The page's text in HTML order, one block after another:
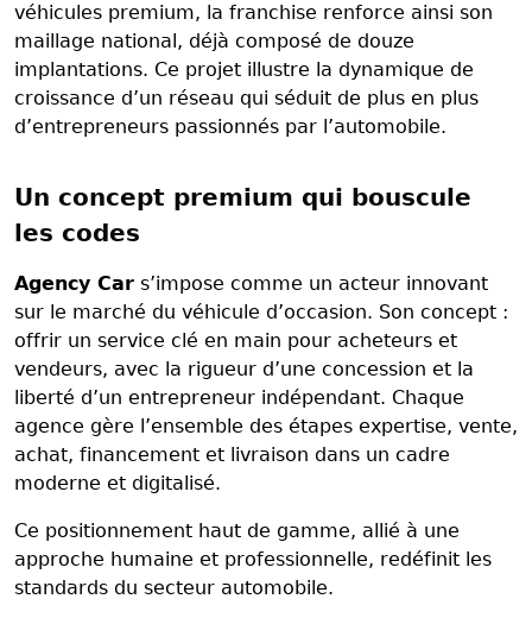
véhicules premium, la franchise renforce ainsi son
maillage national, déjà composé de douze
implantations. Ce projet illustre la dynamique de
croissance d’un réseau qui séduit de plus en plus
d’entrepreneurs passionnés par l’automobile.
Un concept premium qui bouscule
les codes
Agency Car s’impose comme un acteur innovant
sur le marché du véhicule d’occasion. Son concept :
offrir un service clé en main pour acheteurs et
vendeurs, avec la rigueur d’une concession et la
liberté d’un entrepreneur indépendant. Chaque
agence gère l’ensemble des étapes expertise, vente,
achat, financement et livraison dans un cadre
moderne et digitalisé.
Ce positionnement haut de gamme, allié à une
approche humaine et professionnelle, redéfinit les
standards du secteur automobile.